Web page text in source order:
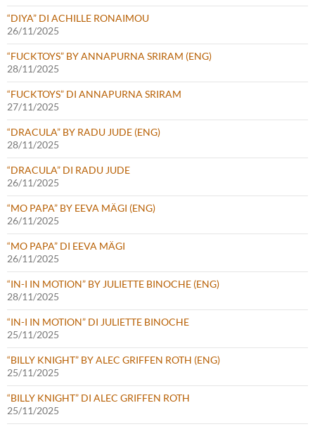
“DIYA” DI ACHILLE RONAIMOU
26/11/2025
“FUCKTOYS” BY ANNAPURNA SRIRAM (ENG)
28/11/2025
“FUCKTOYS” DI ANNAPURNA SRIRAM
27/11/2025
“DRACULA” BY RADU JUDE (ENG)
28/11/2025
“DRACULA” DI RADU JUDE
26/11/2025
“MO PAPA” BY EEVA MÄGI (ENG)
26/11/2025
“MO PAPA” DI EEVA MÄGI
26/11/2025
“IN-I IN MOTION” BY JULIETTE BINOCHE (ENG)
28/11/2025
“IN-I IN MOTION” DI JULIETTE BINOCHE
25/11/2025
“BILLY KNIGHT” BY ALEC GRIFFEN ROTH (ENG)
25/11/2025
“BILLY KNIGHT” DI ALEC GRIFFEN ROTH
25/11/2025